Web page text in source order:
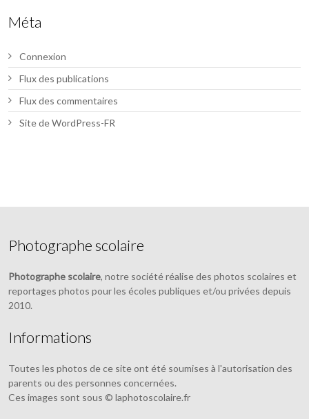
Méta
Connexion
Flux des publications
Flux des commentaires
Site de WordPress-FR
Photographe scolaire
Photographe scolaire, notre société réalise des photos scolaires et
reportages photos pour les écoles publiques et/ou privées depuis
2010.
Informations
Toutes les photos de ce site ont été soumises à l'autorisation des
parents ou des personnes concernées.
Ces images sont sous © laphotoscolaire.fr